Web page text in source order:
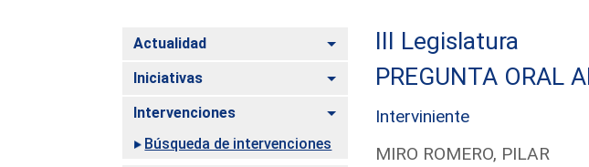
Actualidad Alternar
Iniciativas Alternar
Intervenciones
Alternar
Búsqueda de intervenciones
III Legislatura
PREGUNTA ORAL
Interviniente
MIRO ROMERO, PILAR